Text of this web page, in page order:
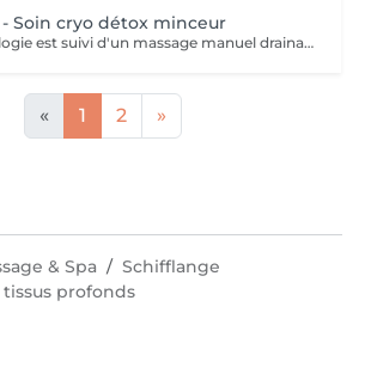
- Soin cryo détox minceur
Ce soin endermologie est suivi d'un massage manuel drainant au baume de modelage cryo. Il réactive les fonctions d'élimination de l'organisme, active les échanges circulatoires, élimine et draine les toxines et stimule la circulation lymphatique. - Actifs décongestionnants, drainants et tonifiants - Amélioration de la circulation sanguine et réduction de l'inflammation, adieu les jambes lourdes, gonflées et douloureuses - Convient également au femmes enceintes et allaitantes
« 1 2 »
& Spa
Schifflange
tissus profonds